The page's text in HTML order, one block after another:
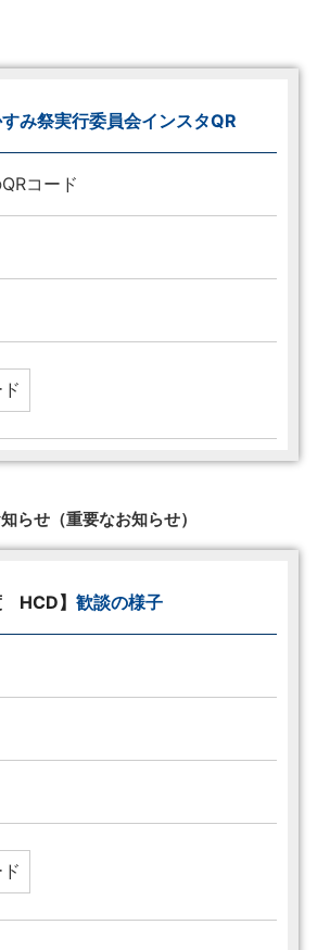
み祭実行委員会インスタQR
コード
らせ（重要なお知らせ）
HCD】 歓談の様子